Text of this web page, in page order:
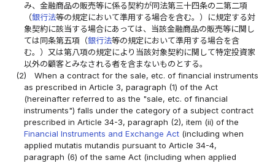
み、金融商品の販売等に係る契約が同法第三十四条の二第二項
（銀行法等の規定において準用する場合を含む。）に規定する対
象契約に該当する場合にあっては、当該金融商品の販売等に関し
ては同条第五項（銀行法等の規定において準用する場合を含
む。）又は第八項の規定により当該対象契約に関して特定投資家
以外の顧客とみなされる者を含まないものとする。
(2)
When a contract for the sale, etc. of financial instruments
as prescribed in Article 3, paragraph (1) of the Act
(hereinafter referred to as the "sale, etc. of financial
instruments") falls under the category of a subject contract
prescribed in Article 34-3, paragraph (2), item (ii) of the
Financial Instruments and Exchange Act (including when
applied mutatis mutandis pursuant to Article 34-4,
paragraph (6) of the same Act (including when applied